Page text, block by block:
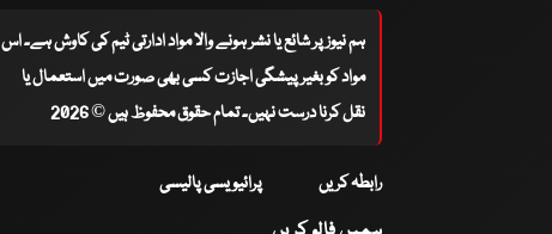
ہم نیوز پر شائع یا نشر ہونے والا مواد ادارتی ٹیم کی کاوش ہے۔ اس
مواد کو بغیر پیشگی اجازت کسی بھی صورت میں استعمال یا
نقل کرنا درست نہیں۔ تمام حقوق محفوظ ہیں © 2026
رابطہ کریں پرائیویسی پالیسی